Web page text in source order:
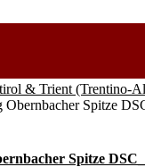
& Trient (Trentino-
Obernbacher Spitze
Spitze